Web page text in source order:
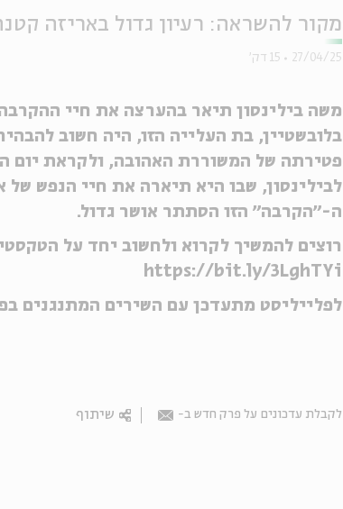
מקור להשראה: רעיון גדול באריזה
27/04/25 15 דק'
משה בילינסון תיאר בהערצה את חיי
בלובשטיין, בת העלייה הזו, היה חשוב
פטירתה של המשוררת האהובה, ולקראת
לבילינסון, שבו היא תיארה את חיי הנפש
ה-״הקרבה״ הזו הסתתר אושר גדול.
רוצים להמשיך לקרוא ולחשוב יחד על
https://bit.ly/3LghTYi
לפלייליסט מתעדכן עם השירים המתנגנים
לקבלת עדכונים על פרק חדש ב- Email שיתוף